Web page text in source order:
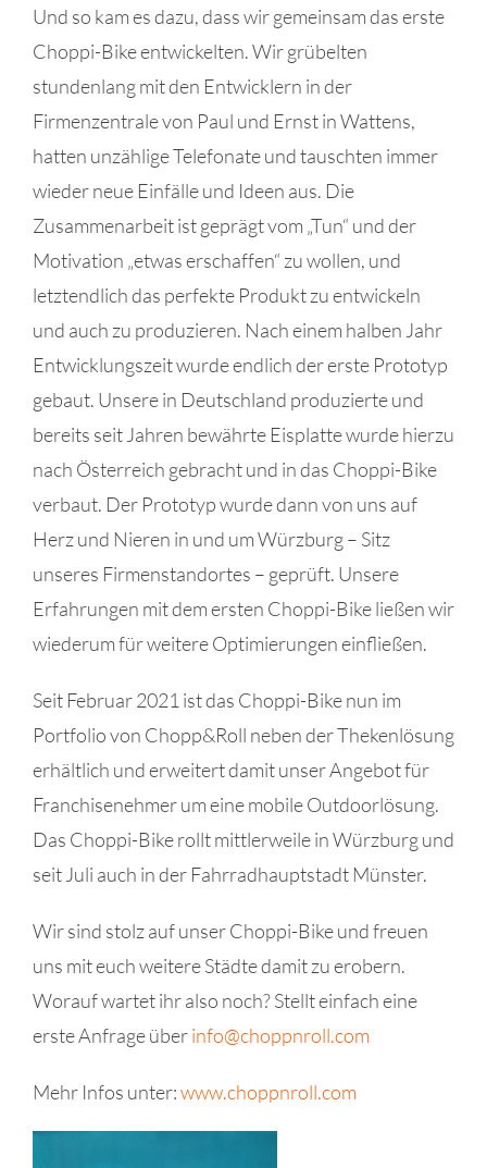
Und so kam es dazu, dass wir gemeinsam das erste
Choppi-Bike entwickelten. Wir grübelten
stundenlang mit den Entwicklern in der
Firmenzentrale von Paul und Ernst in Wattens,
hatten unzählige Telefonate und tauschten immer
wieder neue Einfälle und Ideen aus. Die
Zusammenarbeit ist geprägt vom „Tun“ und der
Motivation „etwas erschaffen“ zu wollen, und
letztendlich das perfekte Produkt zu entwickeln
und auch zu produzieren. Nach einem halben Jahr
Entwicklungszeit wurde endlich der erste Prototyp
gebaut. Unsere in Deutschland produzierte und
bereits seit Jahren bewährte Eisplatte wurde hierzu
nach Österreich gebracht und in das Choppi-Bike
verbaut. Der Prototyp wurde dann von uns auf
Herz und Nieren in und um Würzburg – Sitz
unseres Firmenstandortes – geprüft. Unsere
Erfahrungen mit dem ersten Choppi-Bike ließen wir
wiederum für weitere Optimierungen einfließen.
Seit Februar 2021 ist das Choppi-Bike nun im
Portfolio von Chopp&Roll neben der Thekenlösung
erhältlich und erweitert damit unser Angebot für
Franchisenehmer um eine mobile Outdoorlösung.
Das Choppi-Bike rollt mittlerweile in Würzburg und
seit Juli auch in der Fahrradhauptstadt Münster.
Wir sind stolz auf unser Choppi-Bike und freuen
uns mit euch weitere Städte damit zu erobern.
Worauf wartet ihr also noch? Stellt einfach eine
erste Anfrage überinfo@choppnroll.com
Mehr Infos unter:www.choppnroll.com